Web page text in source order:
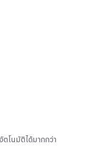
โนมัติได้มากกว่า